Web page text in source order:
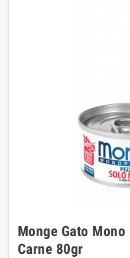
Monge Gato
Carne 80gr